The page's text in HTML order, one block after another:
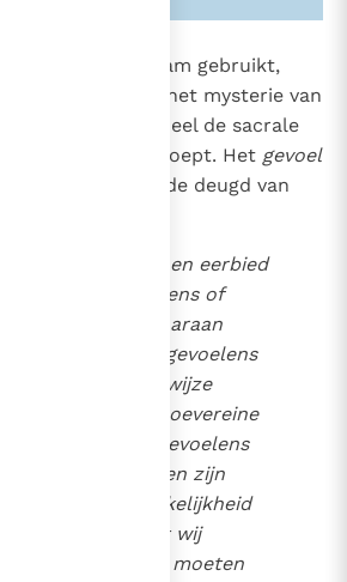
men de naam gebruikt,
die men aan het mysterie van
is en aan heel de sacrale
deze naam oproept. Het gevoel
vloeit voort uit de deugd van
van vrees en eerbied
christelijke gevoelens of
kan daaraan
twijfelen. Het zijn gevoelens
een zeer intense wijze
als wij de soevereine
zien. Het zijn gevoelens
hebben, indien zijn
voor ons werkelijkheid
In de mate dat wij
Hij aanwezig is, moeten